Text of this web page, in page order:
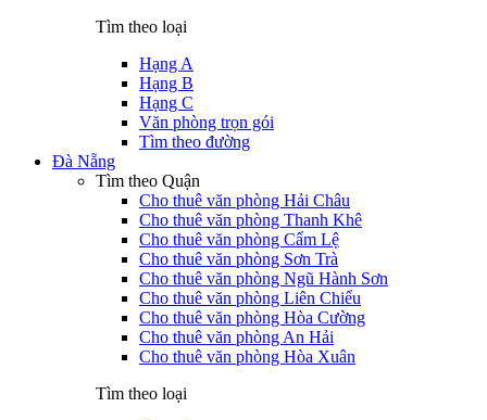
Tìm theo loại
Hạng A
Hạng B
Hạng C
Văn phòng trọn gói
Tìm theo đường
Đà Nẵng
Tìm theo Quận
Cho thuê văn phòng Hải Châu
Cho thuê văn phòng Thanh Khê
Cho thuê văn phòng Cẩm Lệ
Cho thuê văn phòng Sơn Trà
Cho thuê văn phòng Ngũ Hành Sơn
Cho thuê văn phòng Liên Chiểu
Cho thuê văn phòng Hòa Cường
Cho thuê văn phòng An Hải
Cho thuê văn phòng Hòa Xuân
Tìm theo loại